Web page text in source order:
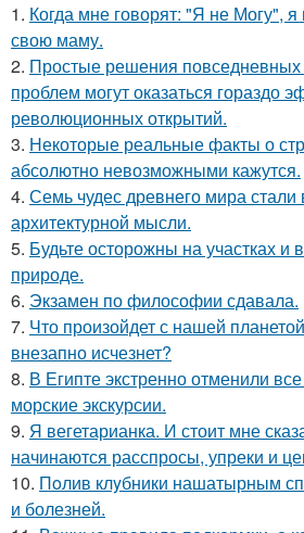
1. Когда мне говорят: "Я не Могу",
свою маму.
2. Простые решения повседневных
проблем могут оказаться гораздо
революционных открытий.
3. Некоторые реальные факты о
абсолютно невозможными кажутся.
4. Семь чудес древнего мира
архитектурной мысли.
5. Будьте осторожны на участках и
природе.
6. Экзамен по философии сдавала.
7. Что произойдет с нашей
внезапно исчезнет?
8. В Египте экстренно отменили
морские экскурсии.
9. Я вегетарианка. И стоит мне
начинаются расспросы, упреки и
10. Пoлив клyбники нашатырным
и болезней.